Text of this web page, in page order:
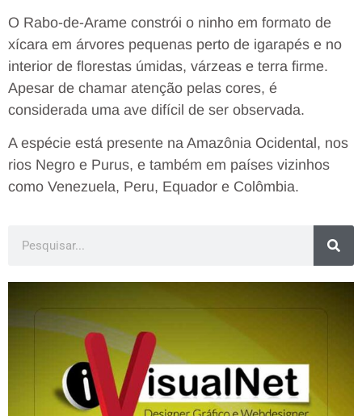
O Rabo-de-Arame constrói o ninho em formato de
xícara em árvores pequenas perto de igarapés e no
interior de florestas úmidas, várzeas e terra firme.
Apesar de chamar atenção pelas cores, é
considerada uma ave difícil de ser observada.
A espécie está presente na Amazônia Ocidental, nos
rios Negro e Purus, e também em países vizinhos
como Venezuela, Peru, Equador e Colômbia.